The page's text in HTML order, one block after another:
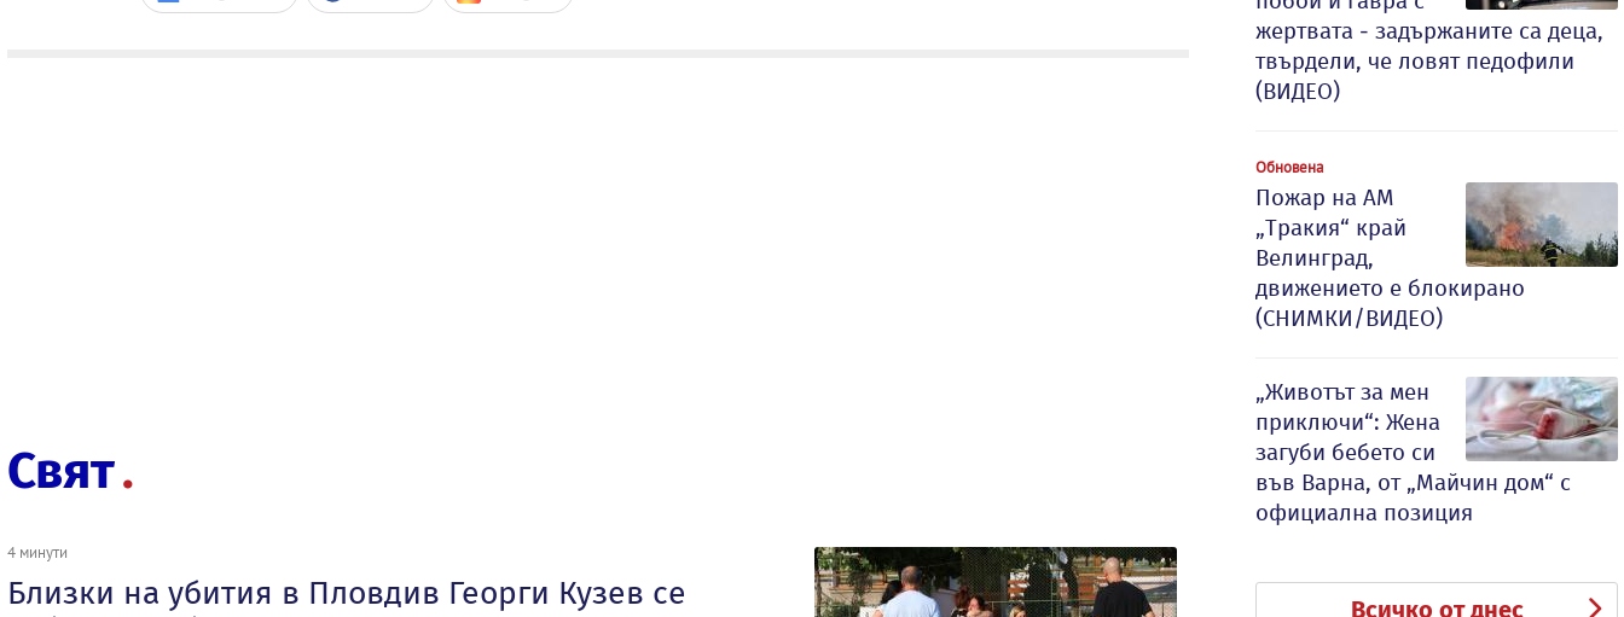
Свят
4 минути
Близки на убития в Пловдив Георги Кузев се
жертвата - задържаните са деца,
твърдели, че ловят педофили
(ВИДЕО)
Обновена
Пожар на АМ
„Тракия“ край
Велинград,
движението е блокирано
(СНИМКИ/ВИДЕО)
„Животът за мен
приключи“: Жена
загуби бебето си
във Варна, от „Майчин дом“ с
официална позиция
Всичко от днес